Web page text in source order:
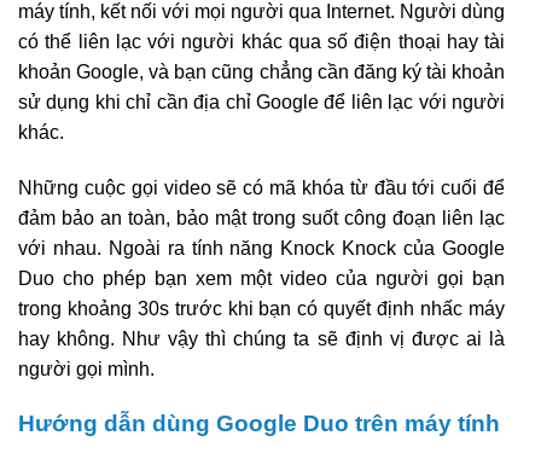
máy tính, kết nối với mọi người qua Internet. Người dùng
có thể liên lạc với người khác qua số điện thoại hay tài
khoản Google, và bạn cũng chẳng cần đăng ký tài khoản
sử dụng khi chỉ cần địa chỉ Google để liên lạc với người
khác.
Những cuộc gọi video sẽ có mã khóa từ đầu tới cuối để
đảm bảo an toàn, bảo mật trong suốt công đoạn liên lạc
với nhau. Ngoài ra tính năng Knock Knock của Google
Duo cho phép bạn xem một video của người gọi bạn
trong khoảng 30s trước khi bạn có quyết định nhấc máy
hay không. Như vậy thì chúng ta sẽ định vị được ai là
người gọi mình.
Hướng dẫn dùng Google Duo trên máy tính